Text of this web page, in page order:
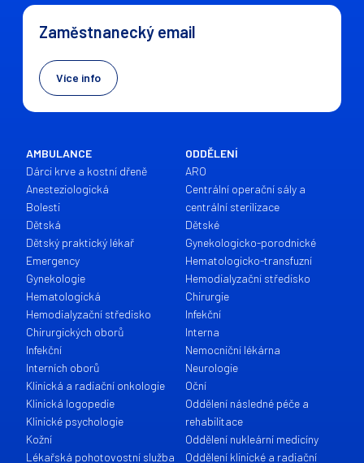
Zaměstnanecký email
Více info
AMBULANCE
Dárci krve a kostní dřeně
Anesteziologická
Bolesti
Dětská
Dětský praktický lékař
Emergency
Gynekologie
Hematologická
Hemodialyzační středisko
Chirurgických oborů
Infekční
Interních oborů
Klinická a radiační onkologie
Klinická logopedie
Klinické psychologie
Kožní
Lékařská pohotovostní služba
ODDĚLENÍ
ARO
Centrální operační sály a
centrální sterilizace
Dětské
Gynekologicko-porodnické
Hematologicko-transfuzní
Hemodialyzační středisko
Chirurgie
Infekční
Interna
Nemocniční lékárna
Neurologie
Oční
Oddělení následné péče a
rehabilitace
Oddělení nukleární medicíny
Oddělení klinické a radiační